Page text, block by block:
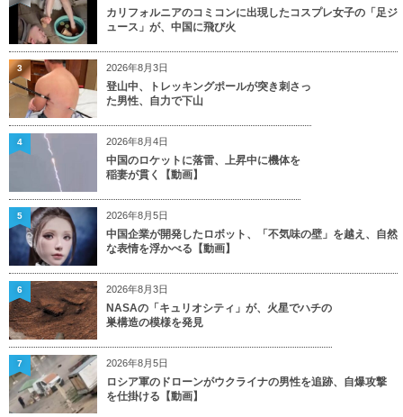
カリフォルニアのコミコンに出現したコスプレ女子の「足ジ
ュース」が、中国に飛び火
2026年8月3日
登山中、トレッキングポールが突き刺さっ
た男性、自力で下山
3
2026年8月4日
中国のロケットに落雷、上昇中に機体を
稲妻が貫く【動画】
4
2026年8月5日
中国企業が開発したロボット、「不気味の壁」を越え、自然
な表情を浮かべる【動画】
5
2026年8月3日
NASAの「キュリオシティ」が、火星でハチの
巣構造の模様を発見
6
2026年8月5日
ロシア軍のドローンがウクライナの男性を追跡、自爆攻撃
を仕掛ける【動画】
7